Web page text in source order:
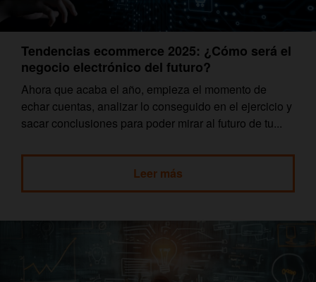
Tendencias ecommerce 2025: ¿Cómo será el
negocio electrónico del futuro?
Ahora que acaba el año, empieza el momento de
echar cuentas, analizar lo conseguido en el ejercicio y
sacar conclusiones para poder mirar al futuro de tu...
Leer más